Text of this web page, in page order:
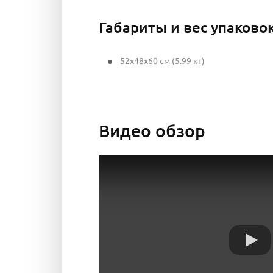
Габариты и вес
52x48x60 см (5.99 кг)
Видео обзор